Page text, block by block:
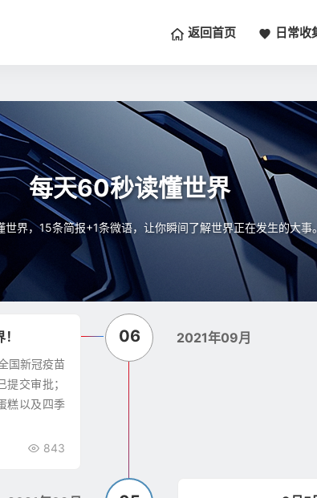
返回首页 日常收
每天60秒读懂世界
界，15条简报+1条微语，让你瞬间了解世界正在发生的大事。
06
国新冠疫苗
交审批；
糕以及四季
2021年09月
843